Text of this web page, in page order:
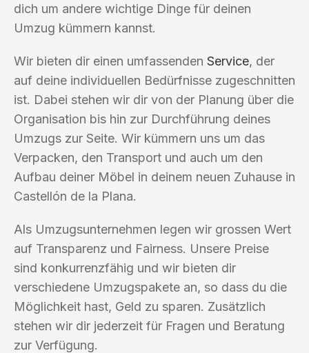
dich um andere wichtige Dinge für deinen
Umzug kümmern kannst.
Wir bieten dir einen umfassenden Service, der
auf deine individuellen Bedürfnisse zugeschnitten
ist. Dabei stehen wir dir von der Planung über die
Organisation bis hin zur Durchführung deines
Umzugs zur Seite. Wir kümmern uns um das
Verpacken, den Transport und auch um den
Aufbau deiner Möbel in deinem neuen Zuhause in
Castellón de la Plana.
Als Umzugsunternehmen legen wir grossen Wert
auf Transparenz und Fairness. Unsere Preise
sind konkurrenzfähig und wir bieten dir
verschiedene Umzugspakete an, so dass du die
Möglichkeit hast, Geld zu sparen. Zusätzlich
stehen wir dir jederzeit für Fragen und Beratung
zur Verfügung.